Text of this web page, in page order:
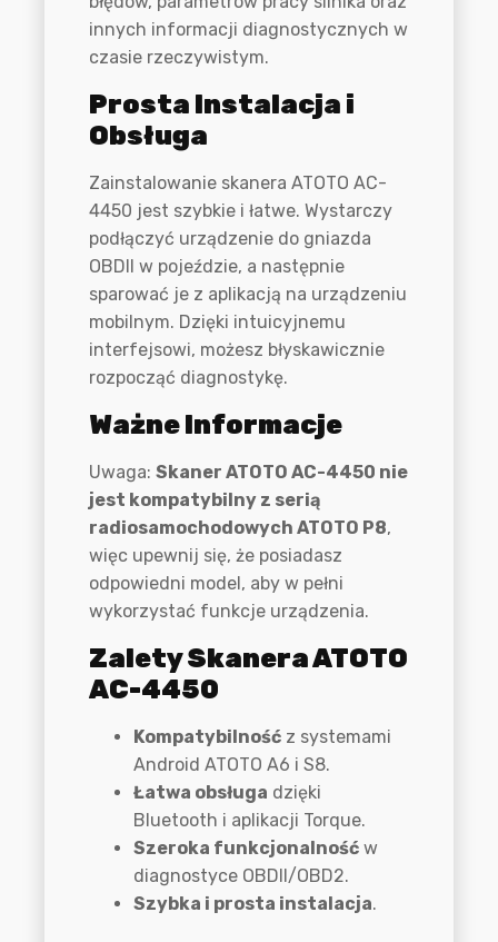
innych informacji diagnostycznych w
czasie rzeczywistym.
Prosta Instalacja i
Obsługa
Zainstalowanie skanera ATOTO AC-
4450 jest szybkie i łatwe. Wystarczy
podłączyć urządzenie do gniazda
OBDII w pojeździe, a następnie
sparować je z aplikacją na urządzeniu
mobilnym. Dzięki intuicyjnemu
interfejsowi, możesz błyskawicznie
rozpocząć diagnostykę.
Ważne Informacje
Uwaga: Skaner ATOTO AC-4450 nie
jest kompatybilny z serią
radiosamochodowych ATOTO P8,
więc upewnij się, że posiadasz
odpowiedni model, aby w pełni
wykorzystać funkcje urządzenia.
Zalety Skanera ATOTO
AC-4450
Kompatybilność z systemami
Android ATOTO A6 i S8.
Łatwa obsługa dzięki
Bluetooth i aplikacji Torque.
Szeroka funkcjonalność w
diagnostyce OBDII/OBD2.
Szybka i prosta instalacja.